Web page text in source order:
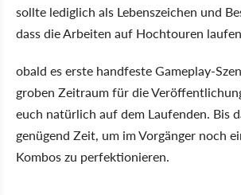
sollte lediglich als Lebenszeichen und
dass die Arbeiten auf Hochtouren
obald es erste handfeste Gameplay-
groben Zeitraum für die
euch natürlich auf dem Laufenden. Bis
genügend Zeit, um im Vorgänger noch
Kombos zu perfektionieren.